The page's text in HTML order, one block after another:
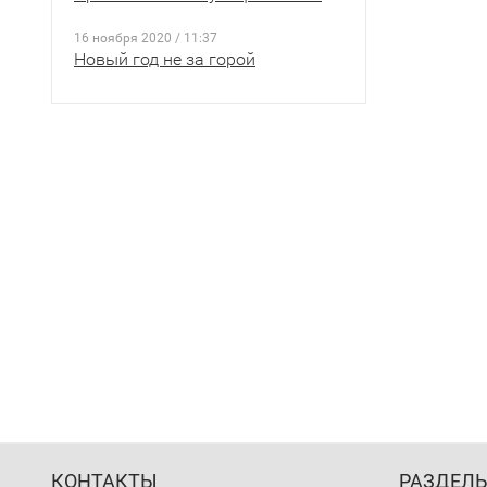
16 ноября 2020 / 11:37
Новый год не за горой
КОНТАКТЫ